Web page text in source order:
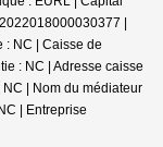
|
: NC | Caisse de
: NC | Adresse caisse
| Nom du médiateur
| Entreprise